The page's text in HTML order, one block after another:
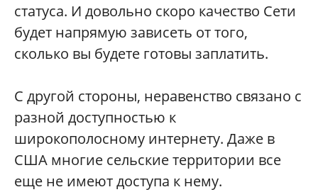
статуса. И довольно скоро качество Сети
будет напрямую зависеть от того,
сколько вы будете готовы заплатить.
С другой стороны, неравенство связано с
разной доступностью к
широкополосному интернету. Даже в
США многие сельские территории все
еще не имеют доступа к нему.